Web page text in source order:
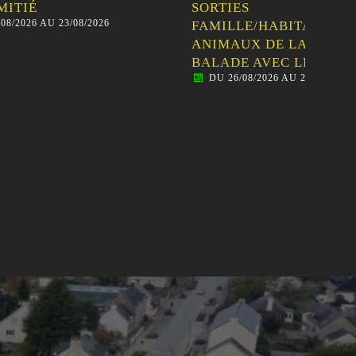
FAMILLE/HABITANTS –
ANIMAUX DE LA FERME ET
BALADE AVEC LES ÂNES
DU 26/08/2026 AU 26/08/2026